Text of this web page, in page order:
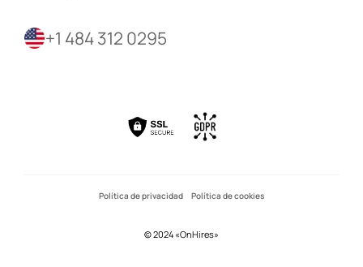
+1 484 312 0295
Política de privacidad Política de cookies
© 2024 «OnHires»